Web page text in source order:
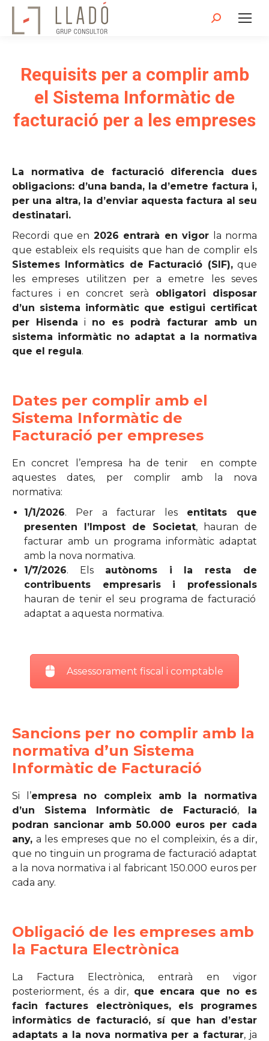
Search:
Requisits per a complir amb
el Sistema Informàtic de
facturació per a les empreses
La normativa de facturació diferencia dues
obligacions: d’una banda, la d’emetre factura i,
per una altra, la d’enviar aquesta factura al seu
destinatari.
Recordi que en 2026 entrarà en vigor la norma
que estableix els requisits que han de complir els
Sistemes Informàtics de Facturació (SIF),que
les empreses utilitzen per a emetre les seves
factures i en concret serà obligatori disposar
d’un sistema informàtic que estigui certificat
per Hisenda i no es podrà facturar amb un
sistema informàtic no adaptat a la normativa
que el regula.
Dates per complir amb el
Sistema Informàtic de
Facturació per empreses
En concret l’empresa ha de tenir en compte
aquestes dates, per complir amb la nova
normativa:
1/1/2026. Per a facturar les entitats que
presenten l’Impost de Societat, hauran de
facturar amb un programa informàtic adaptat
amb la nova normativa.
1/7/2026. Els autònoms i la resta de
contribuents empresaris i professionals
hauran de tenir el seu programa de facturació
adaptat a aquesta normativa.
Assessorament fiscal i comptable
Sancions per no complir amb la
normativa d’un Sistema
Informàtic de Facturació
Si l’empresa no compleix amb la normativa
d’un Sistema Informàtic de Facturació, la
podran sancionar amb 50.000 euros per cada
any, a les empreses que no el compleixin, és a dir,
que no tinguin un programa de facturació adaptat
a la nova normativa i al fabricant 150.000 euros per
cada any.
Obligació de les empreses amb
la Factura Electrònica
La Factura Electrònica, entrarà en vigor
posteriorment, és a dir, que encara que no es
facin factures electròniques, els programes
informàtics de facturació, sí que han d’estar
adaptats a la nova normativa per a facturar, ja